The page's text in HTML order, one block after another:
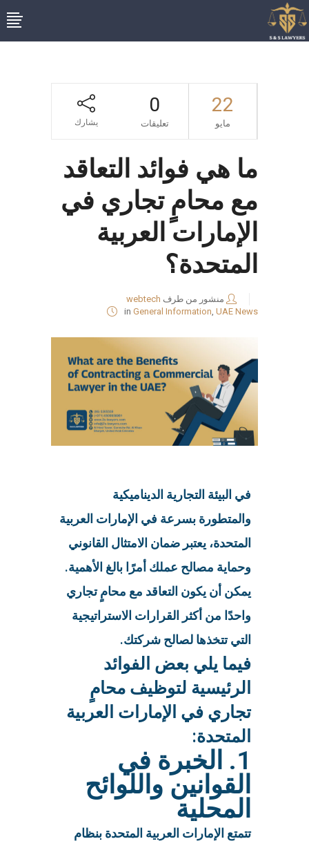
22
مايو
0
تعليقات يشارك
ما هي فوائد التعاقد
مع محامٍ تجاري في
الإمارات العربية
المتحدة؟
منشور من طرف webtech
in General Information, UAE News
في البيئة التجارية الديناميكية
والمتطورة بسرعة في الإمارات العربية
المتحدة، يعتبر ضمان الامتثال القانوني
وحماية مصالح عملك أمرًا بالغ الأهمية.
يمكن أن يكون التعاقد مع محامٍ تجاري
واحدًا من أكثر القرارات الاستراتيجية
التي تتخذها لصالح شركتك.
فيما يلي بعض الفوائد
الرئيسية لتوظيف محامٍ
تجاري في الإمارات العربية
المتحدة:
1. الخبرة في
القوانين واللوائح
المحلية
تتمتع الإمارات العربية المتحدة بنظام